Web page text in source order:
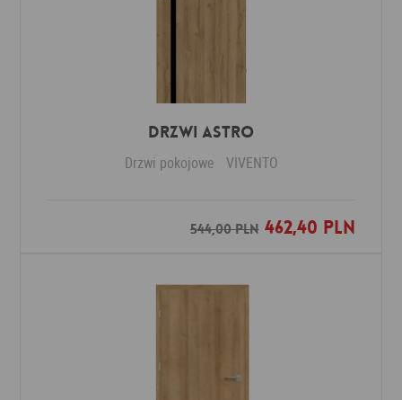
Drzwi ASTRO
Drzwi pokojowe VIVENTO
544,00 PLN462,40 PLN
Dodaj do ulubionych